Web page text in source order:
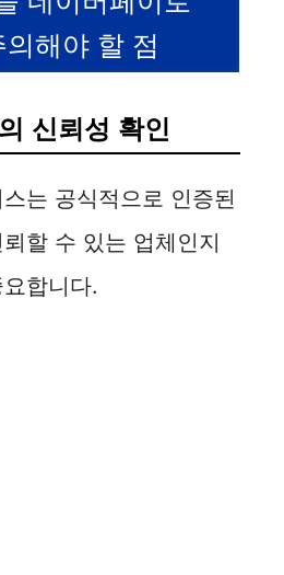
해야 할 점
신뢰성 확인
는 공식적으로 인증된
할 수 있는 업체인지
합니다.